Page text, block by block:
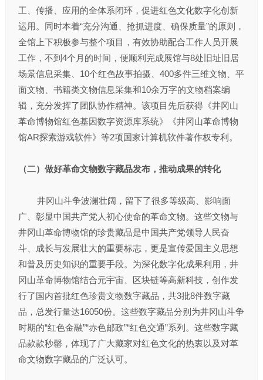
工、传播、应用的全体系闭环，促进红色文化数字化创新
运用。同时本着“充分沟通、抢抓进度、确保质量”的原则，
全馆上下积极参与整个项目，有效协助配合工作人员开展
工作，不到4个月的时间，便顺利完成展馆与8处旧址旧居
场景信息采集、10个红色故事拍摄、400多件三维文物、平
面文物、书籍类文物信息采集和10余万字的文物档案编
辑，充分发挥了团队协作精神。该项目先后获得《井冈山
革命博物馆红色基因数字资源库系统》《井冈山革命博物
馆AR探索游戏软件》等2项国家计算机软件著作权专利。
（二）做好革命文物数字藏品发布，推动成果的转化
井冈山斗争波澜壮阔，留下了很多等级高、影响面
广、彰显中国共产党人初心使命的革命文物。这些文物与
井冈山革命博物馆的珍贵藏品是中国共产党领导人民奋
斗、成长与发展壮大的重要标志，更是宣传爱国主义思想
和普及历史知识的重要手段。为深化数字化成果利用，井
冈山革命博物馆结合元宇宙、区块链等高新科技，创作发
行了国内首批红色珍贵文物数字藏品，共3批8件数字藏
品，总发行量达16050份。这些数字藏品分别为井冈山斗争
时期的“红色金融”“赤色邮政”“红色交通”系列。这些数字藏
品款款秒罄，体现了广大藏家对红色文化的热衷以及对革
命文物数字藏品的广泛认可。